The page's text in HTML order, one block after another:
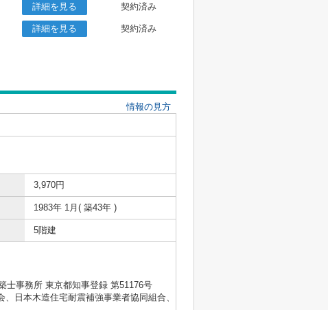
詳細を見る 契約済み
詳細を見る
契約済み
情報の見方
3,970円
1983年 1月( 築43年 )
5階建
士事務所 東京都知事登録 第51176号
日本木造住宅耐震補強事業者協同組合、